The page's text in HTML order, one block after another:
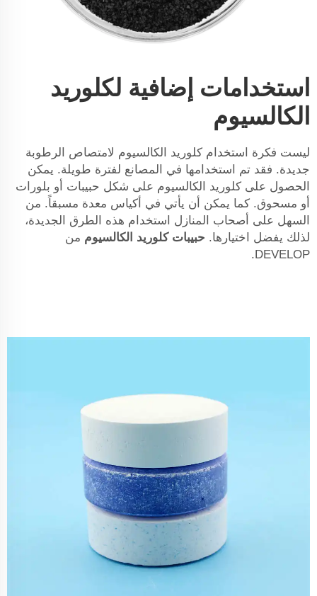
استخدامات إضافية لكلوريد
الكالسيوم
ليست فكرة استخدام كلوريد الكالسيوم لامتصاص الرطوبة
جديدة. فقد تم استخدامها في المصانع لفترة طويلة. يمكن
الحصول على كلوريد الكالسيوم على شكل حبيبات أو بلورات
أو مسحوق. كما يمكن أن يأتي في أكياس معدة مسبقاً. من
السهل على أصحاب المنازل استخدام هذه الطرق الجديدة،
لذلك يفضل اختيارها. حبيبات كلوريد الكالسيوم من
DEVELOP.